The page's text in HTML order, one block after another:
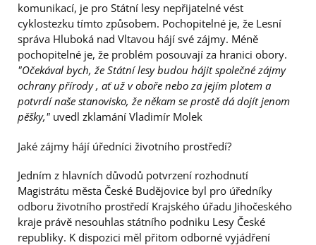
komunikací, je pro Státní lesy nepřijatelné vést
cyklostezku tímto způsobem. Pochopitelné je, že Lesní
správa Hluboká nad Vltavou hájí své zájmy. Méně
pochopitelné je, že problém posouvají za hranici obory.
"Očekával bych, že Státní lesy budou hájit společné zájmy
ochrany přírody , ať už v oboře nebo za jejím plotem a
potvrdí naše stanovisko, že někam se prostě dá dojít jenom
pěšky," uvedl zklamání Vladimír Molek
Jaké zájmy hájí úředníci životního prostředí?
Jedním z hlavních důvodů potvrzení rozhodnutí
Magistrátu města České Budějovice byl pro úředníky
odboru životního prostředí Krajského úřadu Jihočeského
kraje právě nesouhlas státního podniku Lesy České
republiky. K dispozici měl přitom odborné vyjádření